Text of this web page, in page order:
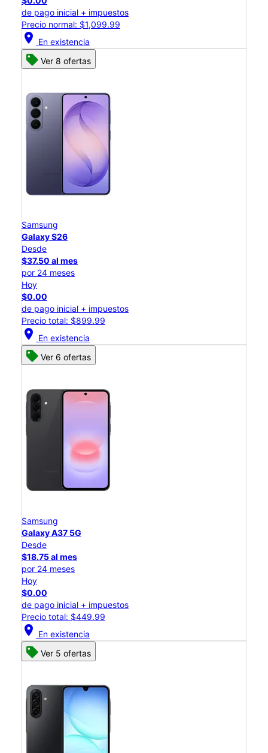
de pago inicial + impuestos
Precio normal: $1,099.99
location_on En existencia
Ver 8 ofertas
Samsung
Galaxy S26
Desde
$37.50 al mes
por 24 meses
Hoy
$0.00
de pago inicial + impuestos
Precio total: $899.99
location_on En existencia
Ver 6 ofertas
Samsung
Galaxy A37 5G
Desde
$18.75 al mes
por 24 meses
Hoy
$0.00
de pago inicial + impuestos
Precio total: $449.99
location_on En existencia
Ver 5 ofertas